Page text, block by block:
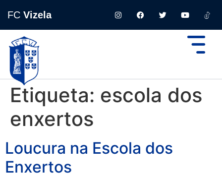
FC Vizela
Etiqueta: escola dos
enxertos
Loucura na Escola dos
Enxertos